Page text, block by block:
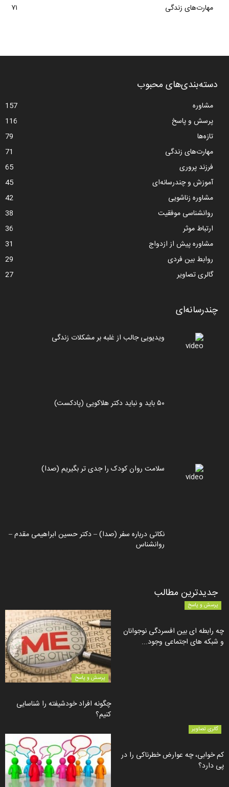
مهارت‌های زندگی ۷۱
دسته‌بندی‌های محبوب
مشاوره
157
پرسش و پاسخ
116
تازه‌ها
79
مهارت‌های زندگی
71
فرزند پروری
65
آموزش و چندرسانه‌ای
45
مشاوره زناشویی
42
روانشناسی موفقیت
38
ارتباط موثر
36
مشاوره پیش از ازدواج
31
روابط بین فردی
29
گالری تصاویر
27
چندرسانه‌ای
ویدیویی جالب از غلبه بر مشکلات زندگی
۵۰ باید و نباید دکتر هلاکویی (پادکست)
سلامت روان کودک را جدی تر بگیریم (صدا)
نکاتی درباره سفر (صدا) – دکتر حسین ابراهیمی مقدم –
روانشناس
جدیدترین مطالب
پرسش و پاسخ
چگونه افراد خودشیفته را شناسایی
کنیم؟
پرسش و پاسخ
چه رابطه ای بین افسردگی نوجوانان
و شبکه های اجتماعی وجود...
گالری تصاویر
کم خوابی، چه عوارض خطرناکی را در
پی دارد؟